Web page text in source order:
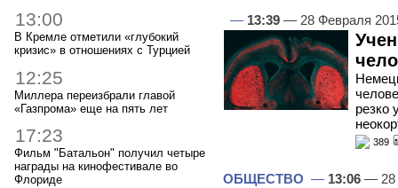
13:00
В Кремле отметили «глубокий
кризис» в отношениях с Турцией
12:25
Миллера переизбрали главой
«Газпрома» еще на пять лет
17:23
Фильм "Батальон" получил четыре
награды на кинофестивале во
Флориде
— 13:39 — 28 Февраля
резко
389
ОБЩЕСТВО — 13:06 — 28